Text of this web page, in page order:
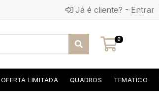
Já é cliente? - Entrar
0
OFERTA LIMITADA QUADROS TEMATICO